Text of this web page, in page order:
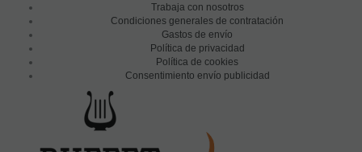
Trabaja con nosotros
Condiciones generales de contratación
Gastos de envío
Política de privacidad
Política de cookies
Consentimiento envío publicidad